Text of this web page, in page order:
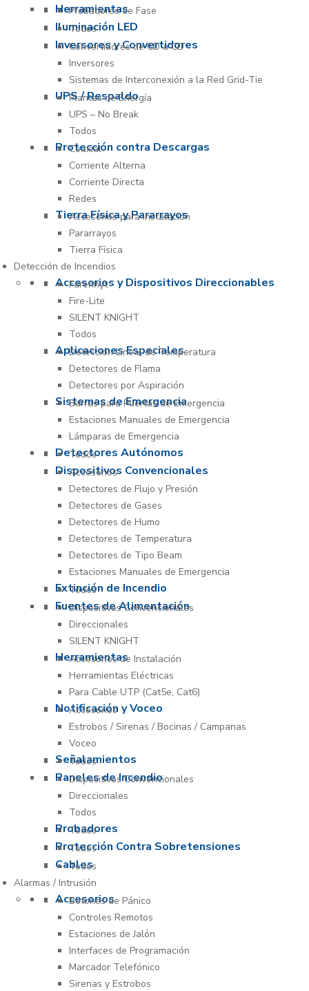
Herramientas
Probadores de Fase
Iluminación LED
Todos
Inversores y Convertidores
Convertidores de CD a CD
Inversores
Sistemas de Interconexión a la Red Grid-Tie
UPS / Respaldo
Plantas de Energía
UPS – No Break
Todos
Protección contra Descargas
Coaxial
Corriente Alterna
Corriente Directa
Redes
Tierra Física y Pararrayos
Accesorios para Instalación
Pararrayos
Tierra Física
Detección de Incendios
Accesorios y Dispositivos Direccionables
Farenhyt
Fire-Lite
SILENT KNIGHT
Todos
Aplicaciones Especiales
Detección Lineal de Temperatura
Detectores de Flama
Detectores por Aspiración
Sistemas de Emergencia
Barras para Puertas de Emergencia
Estaciones Manuales de Emergencia
Lámparas de Emergencia
Detectores Autónomos
Todos
Dispositivos Convencionales
Accesorios
Detectores de Flujo y Presión
Detectores de Gases
Detectores de Humo
Detectores de Temperatura
Detectores de Tipo Beam
Estaciones Manuales de Emergencia
Extinción de Incendio
Todos
Fuentes de Alimentación
Dispositivos Convencionales
Direccionales
SILENT KNIGHT
Herramientas
Accesorios de Instalación
Herramientas Eléctricas
Para Cable UTP (Cat5e, Cat6)
Notificación y Voceo
Accesorios
Estrobos / Sirenas / Bocinas / Campanas
Voceo
Señalamientos
Todos
Paneles de Incendio
Dispositivos Convencionales
Direccionales
Todos
Probadores
Todos
Protección Contra Sobretensiones
Todos
Cables
Todos
Alarmas / Intrusión
Accesorios
Botones de Pánico
Controles Remotos
Estaciones de Jalón
Interfaces de Programación
Marcador Telefónico
Sirenas y Estrobos